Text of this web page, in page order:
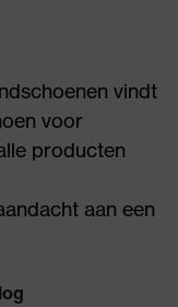
vindt
voor
producten
aan een